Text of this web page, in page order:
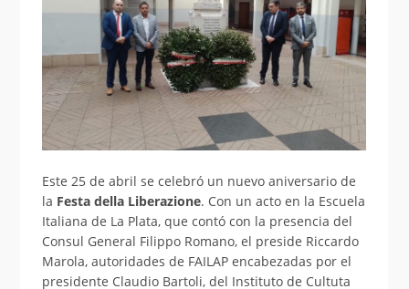
Este 25 de abril se celebró un nuevo aniversario de
la Festa della Liberazione. Con un acto en la Escuela
Italiana de La Plata, que contó con la presencia del
Consul General Filippo Romano, el preside Riccardo
Marola, autoridades de FAILAP encabezadas por el
presidente Claudio Bartoli, del Instituto de Cultuta